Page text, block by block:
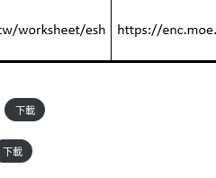
下載
下載